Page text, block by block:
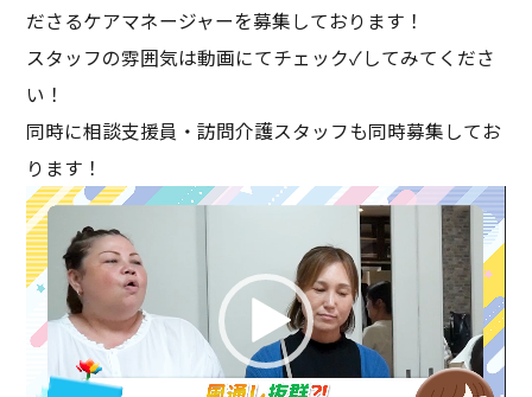
ださるケアマネージャーを募集しております！
スタッフの雰囲気は動画にてチェック✓してみてくださ
い！
同時に相談支援員・訪問介護スタッフも同時募集してお
ります！
動
画
プ
レ
ヤ
ー